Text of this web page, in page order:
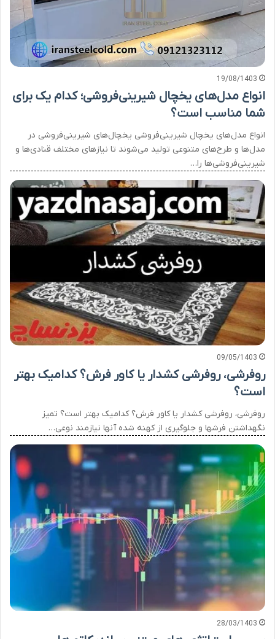
19/08/1403
انواع مدل‌های یخچال شیرینی‌فروشی؛ کدام یک برای
شما مناسب است؟
انواع مدل‌های یخچال شیرینی‌فروشی یخچال‌های شیرینی‌فروشی در
مدل‌ها و طرح‌های متنوعی تولید می‌شوند تا نیازهای مختلف قنادی‌ها و
شیرینی‌فروشی‌ها را…
09/05/1403
روفرشی، روفرشی کشدار یا کاور فرش؟ کدامیک بهتر
است؟
روفرشی، روفرشی کشدار یا کاور فرش؟ کدامیک بهتر است؟ تمیز
نگهداشتن فرشها و جلوگیری از کهنه شده آنها نیازمند نوعی…
28/03/1403